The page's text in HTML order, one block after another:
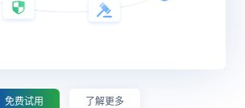
免费试用 了解更多